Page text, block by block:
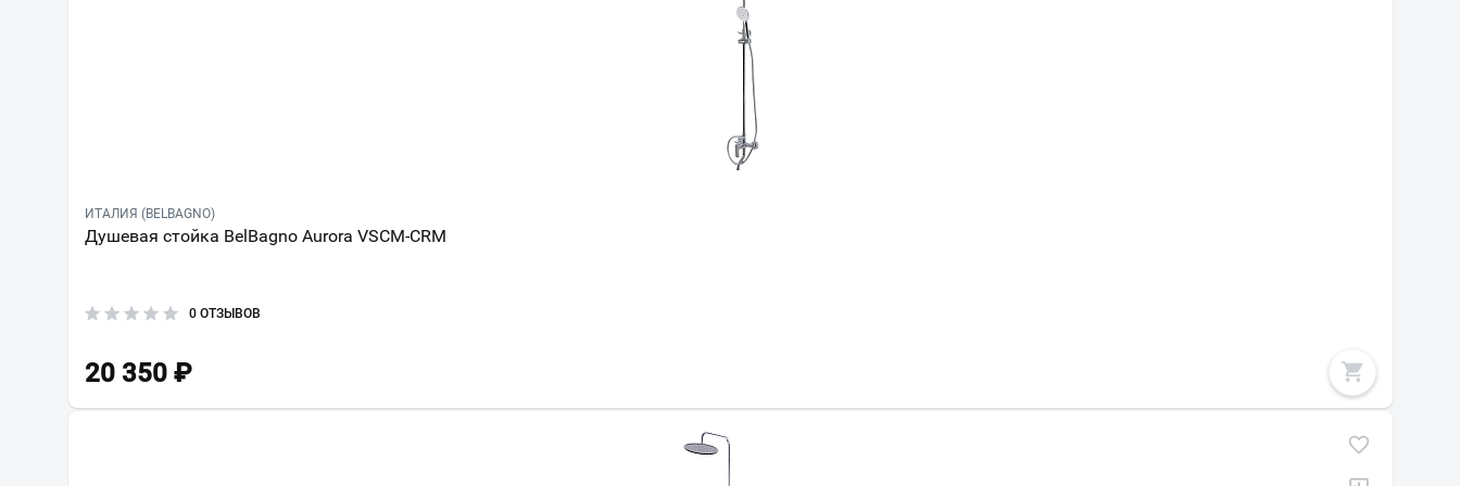
ИТАЛИЯ (BELBAGNO)
Душевая стойка BelBagno Aurora VSCM-CRM
0 ОТЗЫВОВ
20 350 ₽